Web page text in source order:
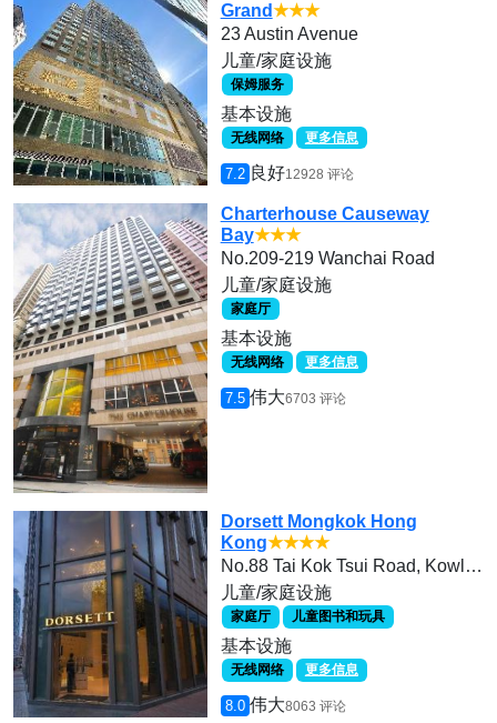
Grand★★★
23 Austin Avenue
儿童/家庭设施
保姆服务
基本设施
无线网络 更多信息
7.2 良好12928 评论
Charterhouse Causeway
Bay★★★
No.209-219 Wanchai Road
儿童/家庭设施
家庭厅
基本设施
无线网络 更多信息
7.5 伟大6703 评论
Dorsett Mongkok Hong
Kong★★★★
No.88 Tai Kok Tsui Road, Kowloon
儿童/家庭设施
家庭厅 儿童图书和玩具
基本设施
无线网络 更多信息
8.0 伟大8063 评论